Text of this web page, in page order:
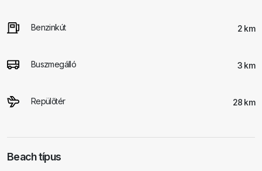
Benzinkút 2 km
Buszmegálló 3 km
Repülőtér 28 km
Beach típus